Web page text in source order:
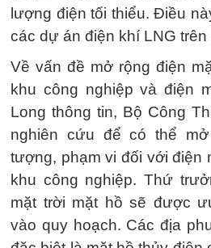
lượng điện tối thiểu. Điều
các dự án điện khí LNG
Về vấn đề mở rộng điện
khu công nghiệp và điện
Long thông tin, Bộ Công
nghiên cứu để có thể
tượng, phạm vi đối với điện
khu công nghiệp. Thứ
mặt trời mặt hồ sẽ được
vào quy hoạch. Các địa